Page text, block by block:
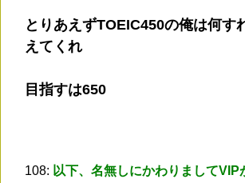
とりあえずTOEIC450の俺は何す
えてくれ
目指すは650
108: 以下、名無しにかわりましてVIP